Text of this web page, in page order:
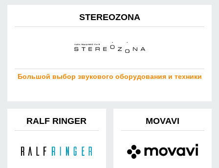
STEREOZONA
Большой выбор звукового оборудования и техники
RALF RINGER MOVAVI